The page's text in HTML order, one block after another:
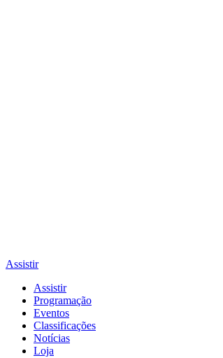
Assistir
Assistir
Programação
Eventos
Classificações
Notícias
Loja